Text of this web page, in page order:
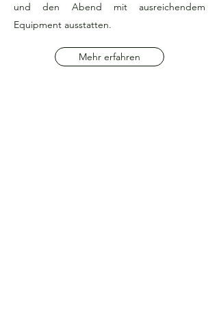
und den Abend mit ausreichendem
Equipment ausstatten.
Mehr erfahren